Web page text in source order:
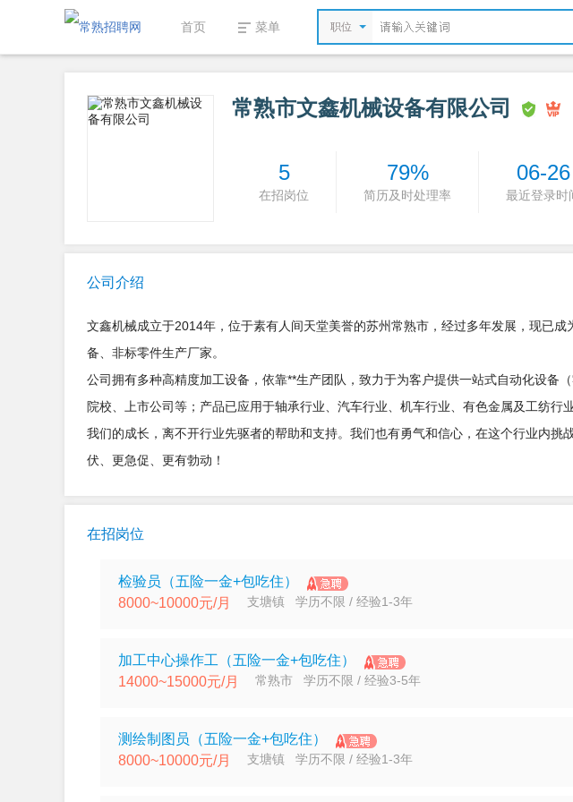
首页 菜单 职位
常熟市文鑫机械设备有限公司
5
在招岗位
79%
简历及时处理率
06-26
最近登录时
公司介绍
文鑫机械成立于2014年，位于素有人间天堂美誉的苏州常熟市，经过多年发展，现已
备、非标零件生产厂家。
公司拥有多种高精度加工设备，依靠**生产团队，致力于为客户提供一站式自动化设备
院校、上市公司等；产品已应用于轴承行业、汽车行业、机车行业、有色金属及工纺行业
我们的成长，离不开行业先驱者的帮助和支持。我们也有勇气和信心，在这个行业内挑
伏、更急促、更有勃动！
在招岗位
检验员（五险一金+包吃住）
8000~10000元/月 支塘镇 学历不限 / 经验1-3年
加工中心操作工（五险一金+包吃住）
14000~15000元/月 常熟市 学历不限 / 经验3-5年
测绘制图员（五险一金+包吃住）
8000~10000元/月 支塘镇 学历不限 / 经验1-3年